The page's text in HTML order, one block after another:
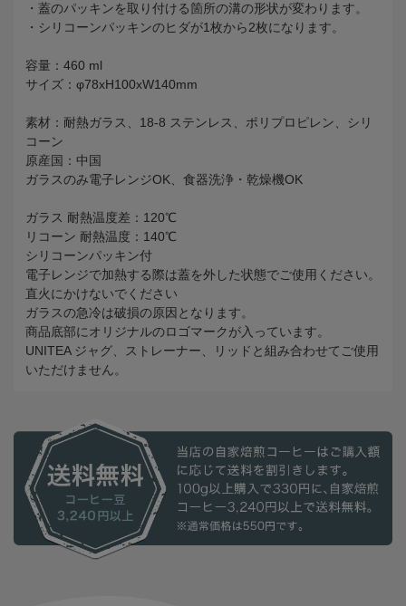
・蓋のパッキンを取り付ける箇所の溝の形状が変わります。
・シリコーンパッキンのヒダが1枚から2枚になります。
容量：460 ml
サイズ：φ78xH100xW140mm
素材：耐熱ガラス、18-8 ステンレス、ポリプロピレン、シリ
コーン
原産国：中国
ガラスのみ電子レンジOK、食器洗浄・乾燥機OK
ガラス 耐熱温度差：120℃
リコーン 耐熱温度：140℃
シリコーンパッキン付
電子レンジで加熱する際は蓋を外した状態でご使用ください。
直火にかけないでください
ガラスの急冷は破損の原因となります。
商品底部にオリジナルのロゴマークが入っています。
UNITEA ジャグ、ストレーナー、リッドと組み合わせてご使用
いただけません。